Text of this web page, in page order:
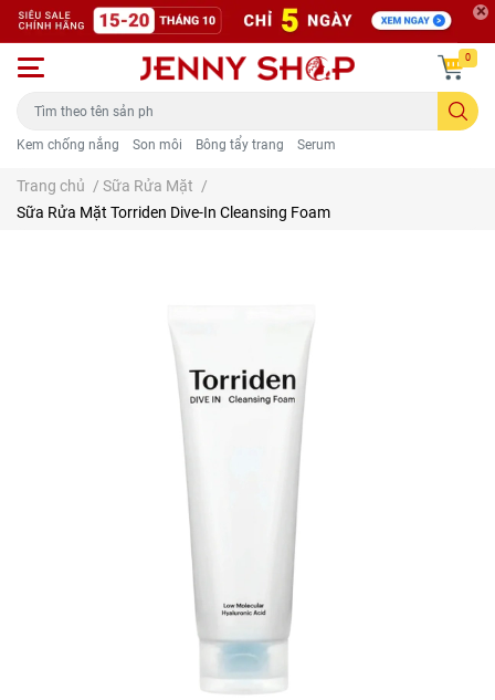
Kem chống nắng Son môi Bông tẩy trang Serum
0
Trang chủ / Sữa Rửa Mặt /
Sữa Rửa Mặt Torriden Dive-In Cleansing Foam